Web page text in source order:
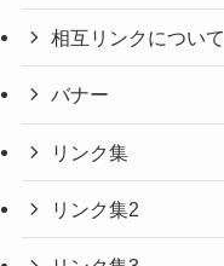
相互リンクについて
バナー
リンク集
リンク集2